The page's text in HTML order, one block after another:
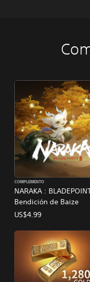
NARAKA :
Bendición de Baize
COMPLEMENTO
US$4.99